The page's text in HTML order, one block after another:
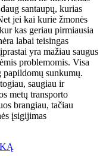
santaupų, kurias
jei kai kurie žmonės
kas geriau pirmiausia
labai teisingas
yra mažiau saugus
problemomis. Visa
sunkumų.
saugiau ir
metų transporto
brangiau, tačiau
įsigijimas